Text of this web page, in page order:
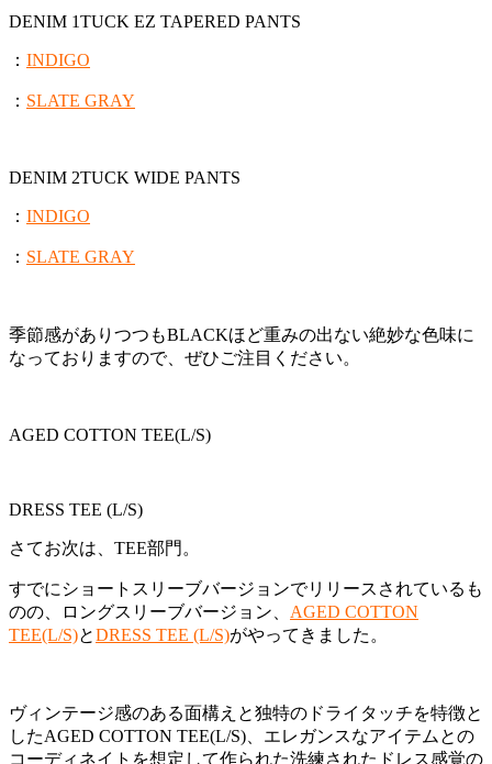
DENIM 1TUCK EZ TAPERED PANTS
： INDIGO
： SLATE GRAY
DENIM 2TUCK WIDE PANTS
： INDIGO
： SLATE GRAY
季節感がありつつもBLACKほど重みの出ない絶妙な色味に
なっておりますので、ぜひご注目ください。
AGED COTTON TEE(L/S)
DRESS TEE (L/S)
さてお次は、TEE部門。
すでにショートスリーブバージョンでリリースされているも
のの、ロングスリーブバージョン、 AGED COTTON
TEE(L/S)とDRESS TEE (L/S)がやってきました。
ヴィンテージ感のある面構えと独特のドライタッチを特徴と
したAGED COTTON TEE(L/S)、エレガンスなアイテムとの
コーディネイトを想定して作られた洗練されたドレス感覚の